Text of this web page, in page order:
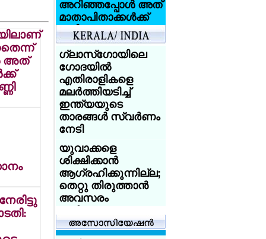
അത്
അറിഞ്ഞപ്പോള്‍ അത്
മാതാപിതാക്കള്‍ക്ക്
വലിയ
ആഘാതമായി:
സണ്ണി ലിയോണ്‍
ആസിഡ്
ആക്രമണത്തെ
അതിജീവിച്ച
ഇന്ത്യക്കാരിക്ക്
യുകെ
യൂണിവേഴ്‌സിറ്റിയുടെ
സ്‌കോളര്‍ഷിപ്പ്
യുകെയില്‍
പഠിക്കുകയാണോ?
18 വയസ്സായോ?
ട്രെയിന്‍ ടിക്കറ്റ് 50
ശതമാനം
ഡിസ്‌കൗണ്ട്:
ഗ്ലാസ്‌ഗോയിലെ
ഗോദയില്‍
എതിരാളികളെ
മലര്‍ത്തിയടിച്ച്
ഇന്ത്യയുടെ
താരങ്ങള്‍ സ്വര്‍ണം
നേടി
യുവാക്കളെ
ശിക്ഷിക്കാന്‍
ആഗ്രഹിക്കുന്നില്ല;
തെറ്റു തിരുത്താന്‍
അവസരം
അധിക്ഷേപിച്ച
യുവാക്കളോട്